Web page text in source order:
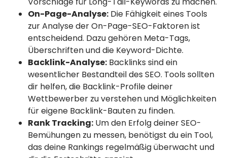
On-Page-Analyse: Die Fähigkeit eines Tools
zur Analyse der On-Page-SEO-Faktoren ist
entscheidend. Dazu gehören Meta-Tags,
Überschriften und die Keyword-Dichte.
Backlink-Analyse: Backlinks sind ein
wesentlicher Bestandteil des SEO. Tools sollten
dir helfen, die Backlink-Profile deiner
Wettbewerber zu verstehen und Möglichkeiten
für eigene Backlink-Bauten zu finden.
Rank Tracking: Um den Erfolg deiner SEO-
Bemühungen zu messen, benötigst du ein Tool,
das deine Rankings regelmäßig überwacht und